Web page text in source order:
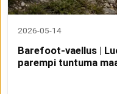
2026-05-14
Barefoot-vaellus |
parempi tuntuma